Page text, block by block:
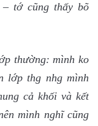
tớ cũng thấy bõ
thường: mình ko
lớp thg nhg mình
cả khối và kết
mình nghĩ cũng